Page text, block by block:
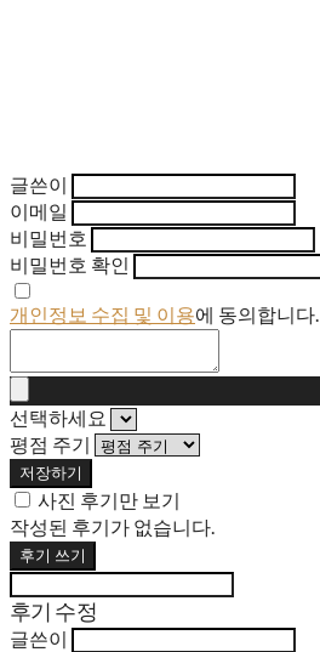
글쓴이
이메일
비밀번호
비밀번호 확인
개인정보 수집 및 이용에 동의합니다.
선택하세요
평점 주기
저장하기
사진 후기만 보기
작성된 후기가 없습니다.
후기 쓰기
후기 수정
글쓴이